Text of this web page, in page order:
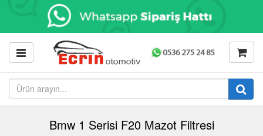
Bmw 1 Serisi F20 Mazot Filtresi